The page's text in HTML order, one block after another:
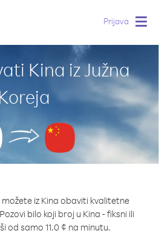
Prijava
Kina iz Južna
iz Kina obaviti kvalitetne
Pozovi bilo koji broj u Kina - fiksni ili
od samo 11.0 ¢ na minutu.